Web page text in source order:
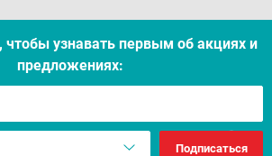
чтобы узнавать первым об акцияx и
предложениях:
Подписаться